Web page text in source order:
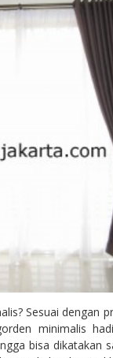
Sesuai dengan
minimalis
bisa dikatakan